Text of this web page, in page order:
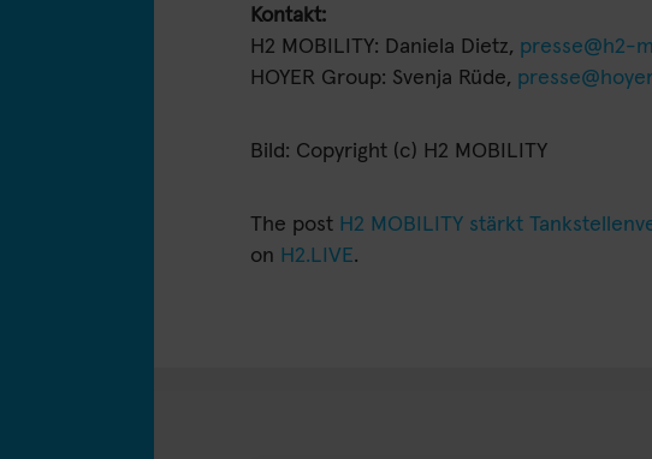
Kontakt:
H2 MOBILITY: Daniela Dietz, presse@h2-
HOYER Group: Svenja Rüde,
Bild: Copyright (c) H2 MOBILITY
The post H2 MOBILITY stärkt
on H2.LIVE.